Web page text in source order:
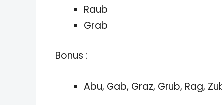
Raub
Grab
Bonus :
Abu, Gab, Graz, Grub, Rag,